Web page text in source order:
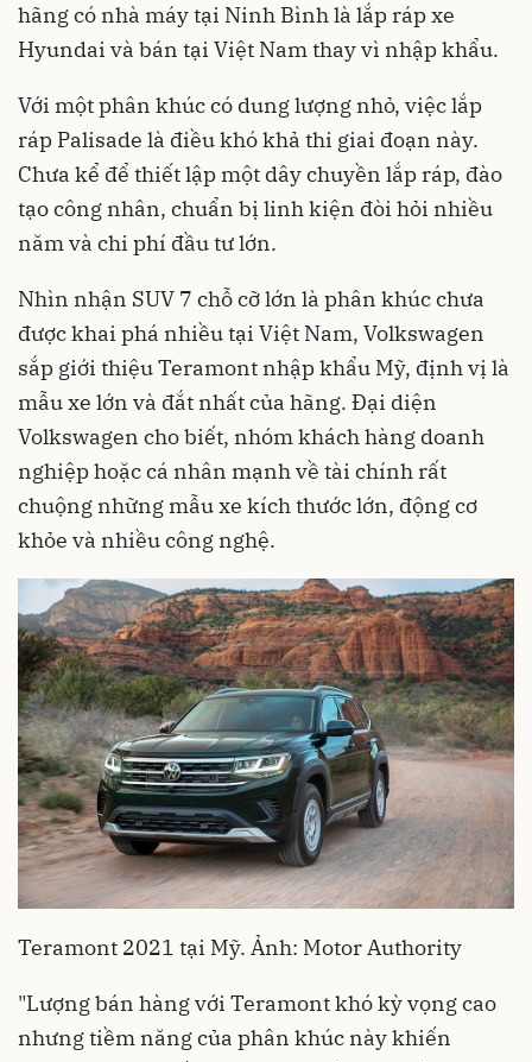
hãng có nhà máy tại Ninh Bình là lắp ráp xe
Hyundai và bán tại Việt Nam thay vì nhập khẩu.
Với một phân khúc có dung lượng nhỏ, việc lắp
ráp Palisade là điều khó khả thi giai đoạn này.
Chưa kể để thiết lập một dây chuyền lắp ráp, đào
tạo công nhân, chuẩn bị linh kiện đòi hỏi nhiều
năm và chi phí đầu tư lớn.
Nhìn nhận SUV 7 chỗ cỡ lớn là phân khúc chưa
được khai phá nhiều tại Việt Nam, Volkswagen
sắp giới thiệu Teramont nhập khẩu Mỹ, định vị là
mẫu xe lớn và đắt nhất của hãng. Đại diện
Volkswagen cho biết, nhóm khách hàng doanh
nghiệp hoặc cá nhân mạnh về tài chính rất
chuộng những mẫu xe kích thước lớn, động cơ
khỏe và nhiều công nghệ.
Teramont 2021 tại Mỹ. Ảnh: Motor Authority
"Lượng bán hàng với Teramont khó kỳ vọng cao
nhưng tiềm năng của phân khúc này khiến